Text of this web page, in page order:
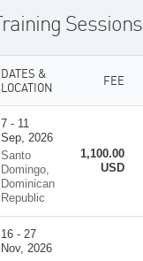
Sessions
DATES &
LOCATION
FEE
7 - 11
Sep, 2026
Santo
Domingo,
Dominican
Republic
1,100.00
USD
16 - 27
Nov, 2026